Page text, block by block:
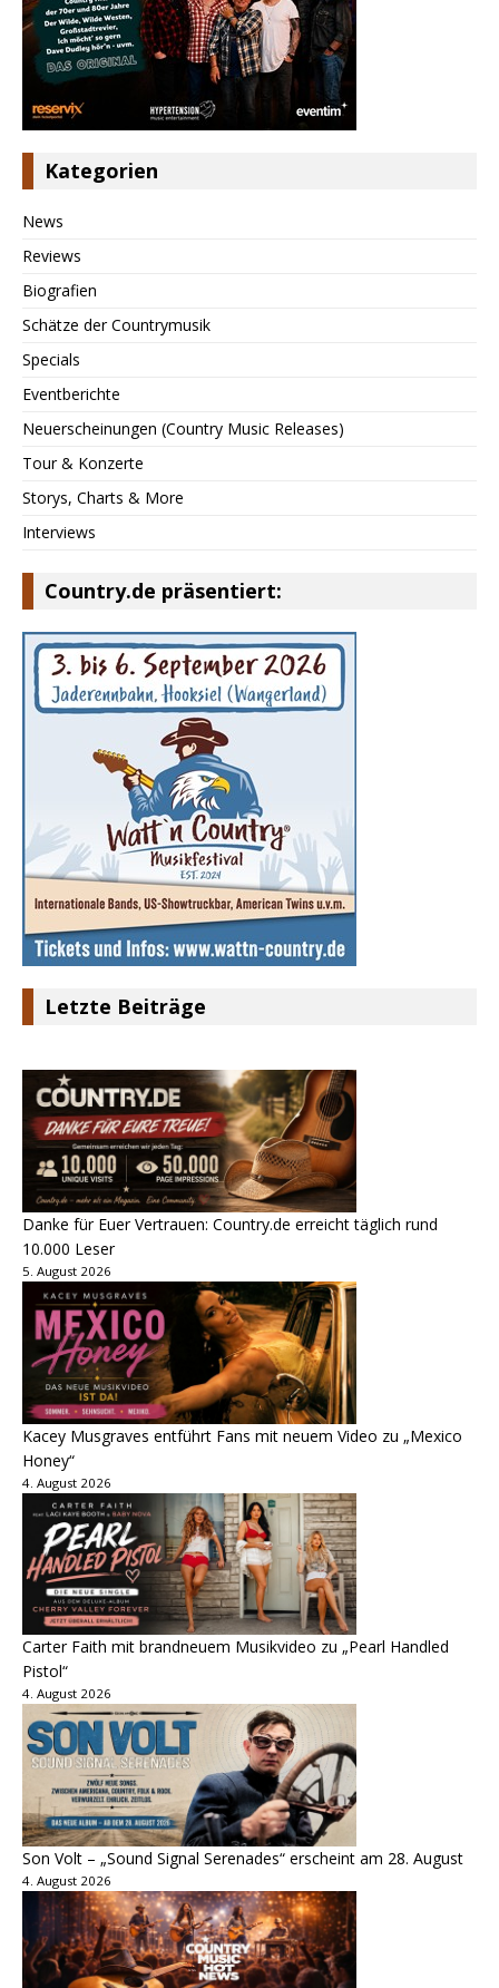
Kategorien
News
Reviews
Biografien
Schätze der Countrymusik
Specials
Eventberichte
Neuerscheinungen (Country Music Releases)
Tour & Konzerte
Storys, Charts & More
Interviews
Country.de präsentiert:
Letzte Beiträge
Danke für Euer Vertrauen: Country.de erreicht täglich rund
10.000 Leser
5. August 2026
Kacey Musgraves entführt Fans mit neuem Video zu „Mexico
Honey“
4. August 2026
Carter Faith mit brandneuem Musikvideo zu „Pearl Handled
Pistol“
4. August 2026
Son Volt – „Sound Signal Serenades“ erscheint am 28. August
4. August 2026